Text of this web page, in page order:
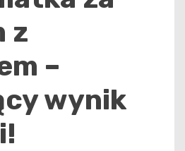
z
–
wynik